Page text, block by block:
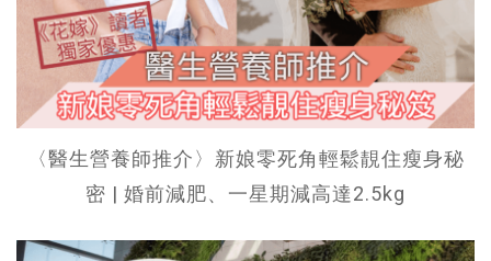
〈醫生營養師推介〉新娘零死角輕鬆靚住瘦身秘
密 | 婚前減肥、一星期減高達2.5kg